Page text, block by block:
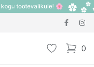
tootevalikule! 🌸
Lemmik 0
items